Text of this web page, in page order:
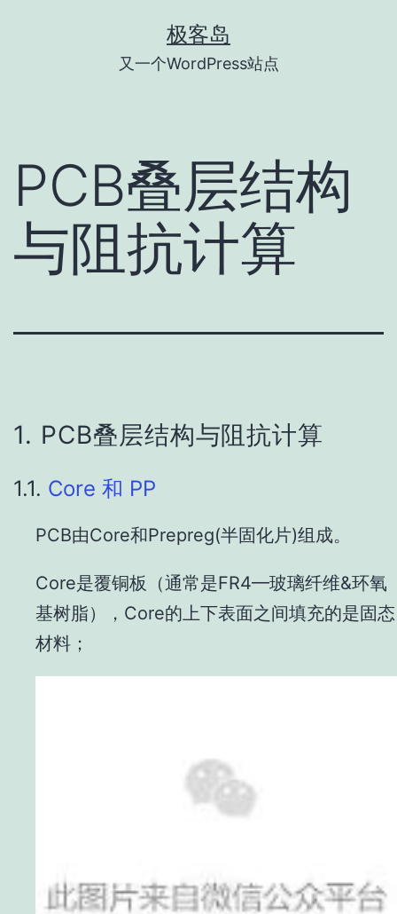
极客岛
又一个WordPress站点
PCB叠层结构
与阻抗计算
1. PCB叠层结构与阻抗计算
1.1. Core 和 PP
PCB由Core和Prepreg(半固化片)组成。
Core是覆铜板（通常是FR4—玻璃纤维&环氧
基树脂），Core的上下表面之间填充的是固态
材料；